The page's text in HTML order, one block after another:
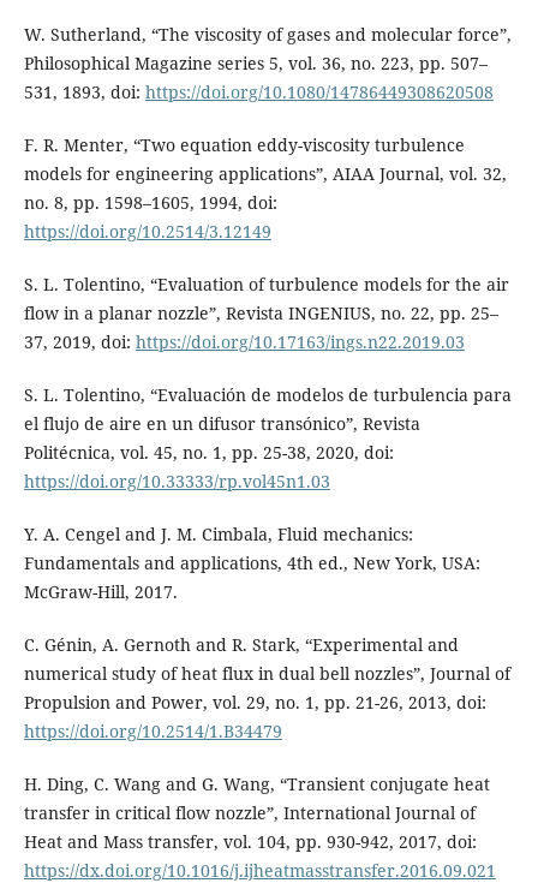
W. Sutherland, “The viscosity of gases and molecular force”,
Philosophical Magazine series 5, vol. 36, no. 223, pp. 507–
531, 1893, doi: https://doi.org/10.1080/14786449308620508
F. R. Menter, “Two equation eddy-viscosity turbulence
models for engineering applications”, AIAA Journal, vol. 32,
no. 8, pp. 1598–1605, 1994, doi:
https://doi.org/10.2514/3.12149
S. L. Tolentino, “Evaluation of turbulence models for the air
flow in a planar nozzle”, Revista INGENIUS, no. 22, pp. 25–
37, 2019, doi: https://doi.org/10.17163/ings.n22.2019.03
S. L. Tolentino, “Evaluación de modelos de turbulencia para
el flujo de aire en un difusor transónico”, Revista
Politécnica, vol. 45, no. 1, pp. 25-38, 2020, doi:
https://doi.org/10.33333/rp.vol45n1.03
Y. A. Cengel and J. M. Cimbala, Fluid mechanics:
Fundamentals and applications, 4th ed., New York, USA:
McGraw-Hill, 2017.
C. Génin, A. Gernoth and R. Stark, “Experimental and
numerical study of heat flux in dual bell nozzles”, Journal of
Propulsion and Power, vol. 29, no. 1, pp. 21-26, 2013, doi:
https://doi.org/10.2514/1.B34479
H. Ding, C. Wang and G. Wang, “Transient conjugate heat
transfer in critical flow nozzle”, International Journal of
Heat and Mass transfer, vol. 104, pp. 930-942, 2017, doi:
https://dx.doi.org/10.1016/j.ijheatmasstransfer.2016.09.021